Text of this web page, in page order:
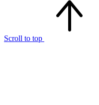
Scroll to top